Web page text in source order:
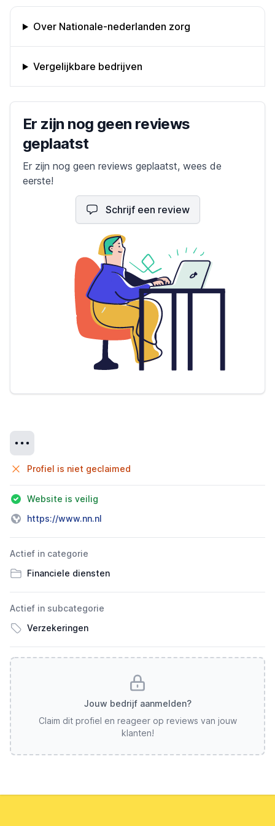
Omschrijving bedrijf
Over Nationale-nederlanden zorg
Vergelijkbare bedrijven
Bedrijfs reviews
Er zijn nog geen reviews
geplaatst
Er zijn nog geen reviews geplaatst, wees de
eerste!
Schrijf een review
Profiel is niet geclaimed
Website is veilig
https://www.nn.nl
Actief in categorie
Financiele diensten
Actief in subcategorie
Verzekeringen
Jouw bedrijf aanmelden?
Claim dit profiel en reageer op reviews van jouw
klanten!